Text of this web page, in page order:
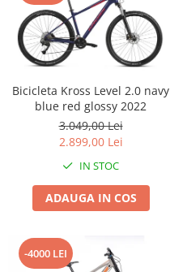
Schimbătoare
Schimbătoare față
Schimbătoare spate
Piese schimbătoare
Manete tije telescopice
Tije fixe
Tubeless și soluții anti-pană
Bicicleta Kross Level 2.0 navy
blue red glossy 2022
3.049,00 Lei
2.899,00 Lei
IN STOC
ADAUGA IN COS
-4000 LEI